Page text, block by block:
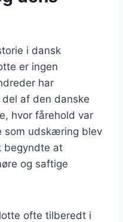
i dansk
er ingen
har
af den danske
hvor fårehold var
som udskæring blev
begyndte at
og saftige
ofte tilberedt i